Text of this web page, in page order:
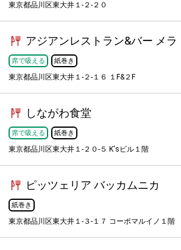
東京都品川区東大井１-２-２０
アジアンレストラン&バー メラ
席で吸える 紙巻き
東京都品川区東大井１-２-１６ １F&２F
しながわ食堂
席で吸える 紙巻き
東京都品川区東大井１-２０-５ K'sビル１階
ピッツェリア バッカムニカ
紙巻き
東京都品川区東大井１-３-１７ コーポマルイノ１階